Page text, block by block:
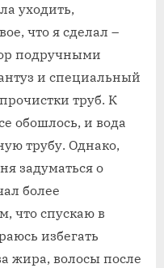
уходить,
что я сделал –
подручными
и специальный
труб. К
обошлось, и вода
трубу. Однако,
задуматься о
более
что спускаю в
избегать
жира, волосы после